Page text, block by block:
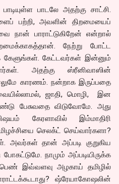
பாடலே அதற்கு சாட்சி.
பற்றி, அவளின் திறமையைப்
நான் பாராட்டுகிறேன் என்றால்
நேற்று போட்ட
கேட்டவர்கள் இன்னும்
அதற்கு ஸ்ரீனிவாஸின்
காரணம். நன்றாக இருப்பதை
ஜாதி, மொழி, இன
பேசுவதை விடுவோமே. அது
கேரளாவில் இம்மாதிரி
செலக்ட் செய்வார்களா?
அவர்கள் தான் அப்படி குறுகிய
நாமும் அப்படியிருக்க
இவ்வளவு அழகாய் தமிழில்
ஷ்ரேயாகோஷலின்